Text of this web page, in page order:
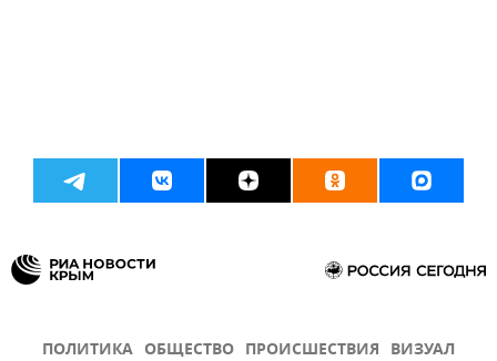
ПОЛИТИКА ОБЩЕСТВО ПРОИСШЕСТВИЯ ВИЗУАЛ